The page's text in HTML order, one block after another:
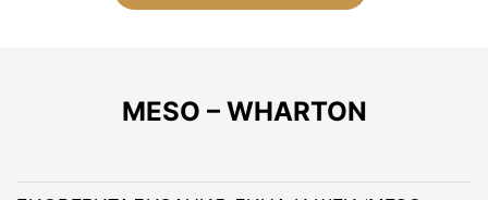
MESO – WHARTON
Оставить контакты